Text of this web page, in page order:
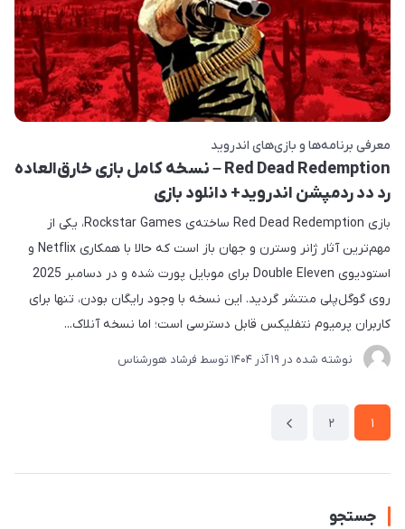
معرفی برنامه‌ها و بازی‌های اندروید
Red Dead Redemption – نسخه کامل بازی خارق‌العاده
رد دد ردمپشن اندروید+ دانلود بازی
بازی Red Dead Redemption ساخته‌ی Rockstar Games، یکی از
مهم‌ترین آثار ژانر وسترن و جهان باز است که حالا با همکاری Netflix و
استودیوی Double Eleven برای موبایل پورت شده و در دسامبر 2025
روی گوگل‌پلی منتشر گردید. این نسخه با وجود رایگان بودن، تنها برای
کاربران پرمیوم نتفلیکس قابل دسترسی است؛ اما نسخه آنلاک...
نوشته شده در 19 آذر 1404 توسط فرشاد هورشناس
1
2
جستجو